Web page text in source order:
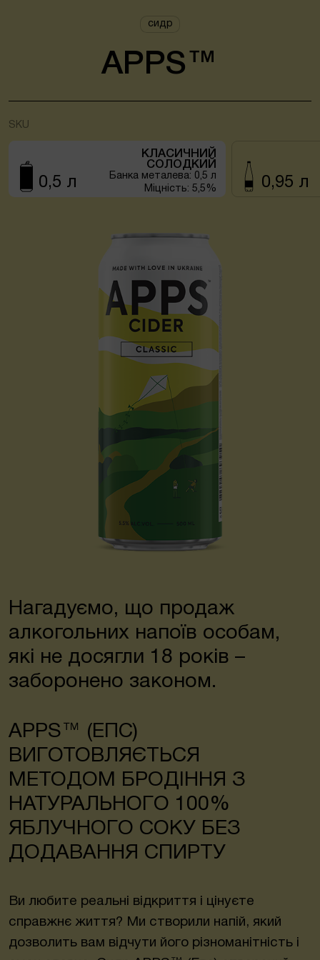
APPS™
сидр
SKU
КЛАСИЧНИЙ
СОЛОДКИЙ
Банка металева: 0,5 л
Міцність: 5,5%
0,5 л 0,95 л
Нагадуємо, що продаж
алкогольних напоїв особам,
які не досягли 18 років –
заборонено законом.
APPS™ (ЕПС)
ВИГОТОВЛЯЄТЬСЯ
МЕТОДОМ БРОДІННЯ З
НАТУРАЛЬНОГО 100%
ЯБЛУЧНОГО СОКУ БЕЗ
ДОДАВАННЯ СПИРТУ
Ви любите реальні відкриття і цінуєте
справжнє життя? Ми створили напій, який
дозволить вам відчути його різноманітність і